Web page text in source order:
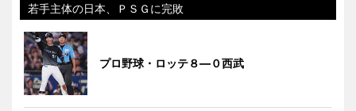
若手主体の日本、ＰＳＧに完敗
プロ野球・ロッテ８―０西武